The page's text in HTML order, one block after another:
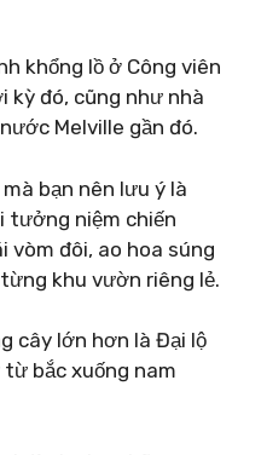
khổng lồ ở Công viên
kỳ đó, cũng như nhà
Melville gần đó.
bạn nên lưu ý là
tưởng niệm chiến
vòm đôi, ao hoa súng
khu vườn riêng lẻ.
cây lớn hơn là Đại lộ
từ bắc xuống nam